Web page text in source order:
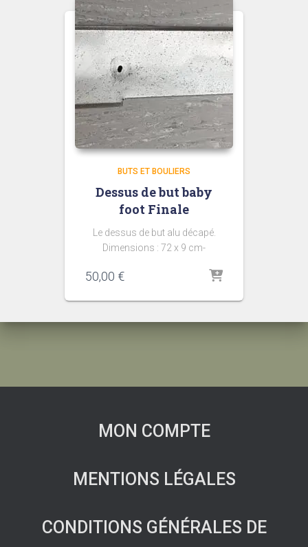
BUTS ET BOULIERS
Dessus de but baby
foot Finale
Le dessus de but alu décapé.
Dimensions : 72 x 9 cm-
50,00 €
MON COMPTE
MENTIONS LÉGALES
CONDITIONS GÉNÉRALES DE